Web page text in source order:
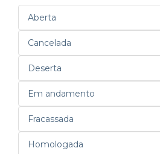
Aberta
Cancelada
Deserta
Em andamento
Fracassada
Homologada